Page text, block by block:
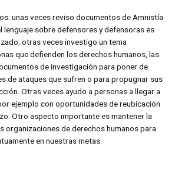
unas veces reviso documentos de Amnistía
lenguaje sobre defensores y defensoras es
otras veces investigo un tema
que defienden los derechos humanos, las
de investigación para poner de
de ataques que sufren o para propugnar sus
Otras veces ayudo a personas a llegar a
ejemplo con oportunidades de reubicación
Otro aspecto importante es mantener la
organizaciones de derechos humanos para
en nuestras metas.